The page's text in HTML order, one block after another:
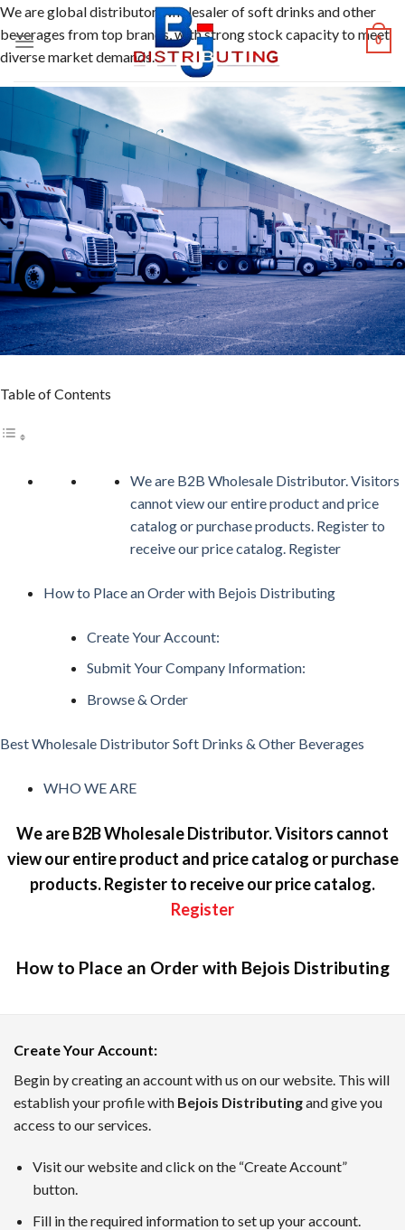
Skip
to
content
0
We are global distributor, wholesaler of soft drinks and other
beverages from top brands, with strong stock capacity to meet
diverse market demands.
Table of Contents
We are B2B Wholesale Distributor. Visitors
cannot view our entire product and price
catalog or purchase products. Register to
receive our price catalog. Register
How to Place an Order with Bejois Distributing
Create Your Account:
Submit Your Company Information:
Browse & Order
Best Wholesale Distributor Soft Drinks & Other Beverages
WHO WE ARE
We are B2B Wholesale Distributor. Visitors cannot
view our entire product and price catalog or purchase
products. Register to receive our price catalog.
Register
How to Place an Order with Bejois Distributing
Create Your Account:
Begin by creating an account with us on our website. This will
establish your profile with Bejois Distributingand give you
access to our services.
Visit our website and click on the “Create Account”
button.
Fill in the required information to set up your account.
ボーナスインフォメーション、新着キャンペーン、業界の
TAROがピックアップした、2026年7月時点でに日本のユー
1番 ワンダーカジノ